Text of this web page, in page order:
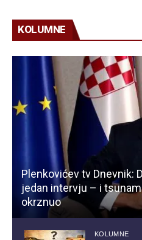
KOLUMNE
Plenkovićev tv Dnevnik:
jedan intervju – i
okrznuo
KOLUMNE